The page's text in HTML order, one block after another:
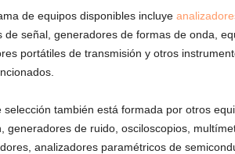
de equipos disponibles incluye
de señal, generadores de formas de onda,
portátiles de transmisión y otros
selección también está formada por otros
generadores de ruido, osciloscopios,
analizadores paramétricos de